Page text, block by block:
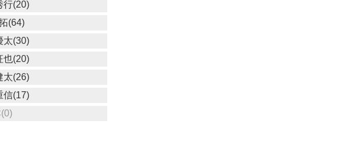
(20)
(64)
(30)
(20)
(26)
(17)